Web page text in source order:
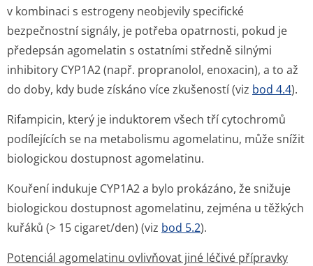
v kombinaci s estrogeny neobjevily specifické
bezpečnostní signály, je potřeba opatrnosti, pokud je
předepsán agomelatin s ostatními středně silnými
inhibitory CYP1A2 (např. propranolol, enoxacin), a to až
do doby, kdy bude získáno více zkušeností (viz bod 4.4).
Rifampicin, který je induktorem všech tří cytochromů
podílejících se na metabolismu agomelatinu, může snížit
biologickou dostupnost agomelatinu.
Kouření indukuje CYP1A2 a bylo prokázáno, že snižuje
biologickou dostupnost agomelatinu, zejména u těžkých
kuřáků (> 15 cigaret/den) (viz bod 5.2).
Potenciál agomelatinu ovlivňovat jiné léčivé přípravky